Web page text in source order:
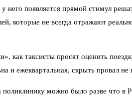
него появляется прямой стимул
которые не всегда отражают
как таксисты просят оценить
и ежеквартальная, скрыть провал не
можно было разве что в